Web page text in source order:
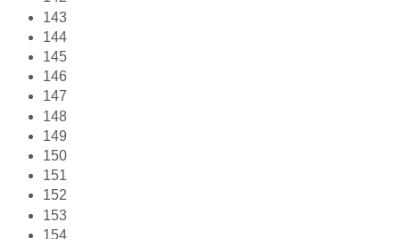
143
144
145
146
147
148
149
150
151
152
153
154